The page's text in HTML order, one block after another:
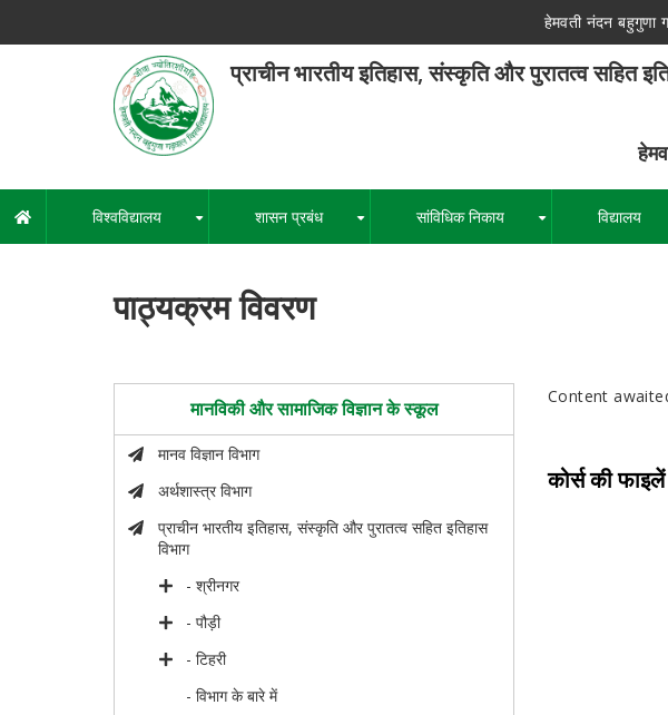
हेमवती नंदन बहुगुणा
प्राचीन भारतीय इतिहास, संस्कृति और पुरातत्व सहित
हेमवती नंदन बहुगुणा
एक केंद्रीय
मुख्य
नेविगेशन
विश्वविद्यालय शासन प्रबंध सांविधिक निकाय विद्यालय
पाठ्यक्रम विवरण
मानविकी और सामाजिक विज्ञान के स्कूल
मानव विज्ञान विभाग
अर्थशास्त्र विभाग
प्राचीन भारतीय इतिहास, संस्कृति और पुरातत्व सहित इतिहास
विभाग
- श्रीनगर
- पौड़ी
- टिहरी
- विभाग के बारे में
Content
कोर्स की फाइलें